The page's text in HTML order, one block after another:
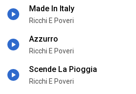
Made In Italy
Ricchi E Poveri
Azzurro
Ricchi E Poveri
Scende La Pioggia
Ricchi E Poveri